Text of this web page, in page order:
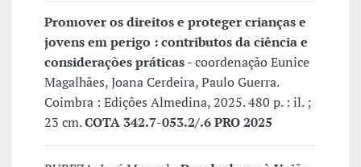
Promover os direitos e proteger crianças e
jovens em perigo : contributos da ciência e
considerações práticas- coordenação Eunice
Magalhães, Joana Cerdeira, Paulo Guerra.
Coimbra : Edições Almedina, 2025. 480 p. : il. ;
23 cm.COTA 342.7-053.2/.6 PRO 2025